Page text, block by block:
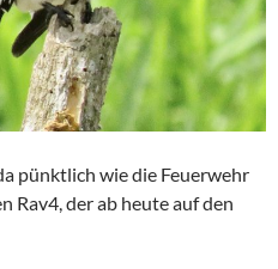
pünktlich wie die Feuerwehr
Rav4, der ab heute auf den